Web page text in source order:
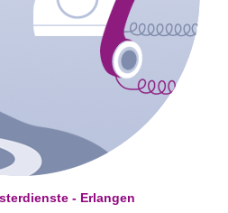
- Erlangen